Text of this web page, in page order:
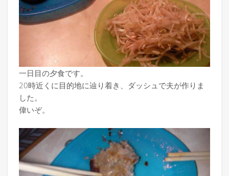
一日目の夕食です。
20時近くに目的地に辿り着き、ダッシュで夫が作りま
した。
偉いぞ。